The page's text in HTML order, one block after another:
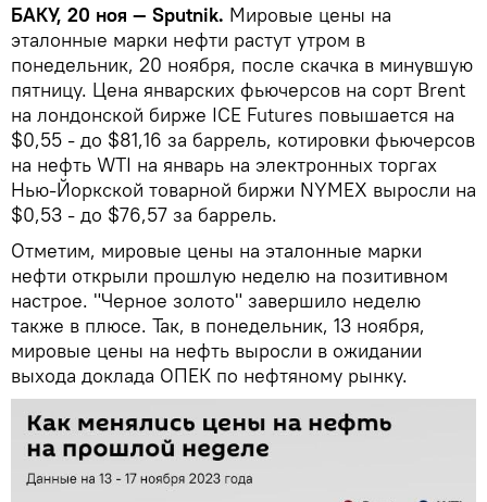
БАКУ, 20 ноя — Sputnik. Мировые цены на
эталонные марки нефти растут утром в
понедельник, 20 ноября, после скачка в минувшую
пятницу. Цена январских фьючерсов на сорт Brent
на лондонской бирже ICE Futures повышается на
$0,55 - до $81,16 за баррель, котировки фьючерсов
на нефть WTI на январь на электронных торгах
Нью-Йоркской товарной биржи NYMEX выросли на
$0,53 - до $76,57 за баррель.
Отметим, мировые цены на эталонные марки
нефти открыли прошлую неделю на позитивном
настрое. "Черное золото" завершило неделю
также в плюсе. Так, в понедельник, 13 ноября,
мировые цены на нефть выросли в ожидании
выхода доклада ОПЕК по нефтяному рынку.